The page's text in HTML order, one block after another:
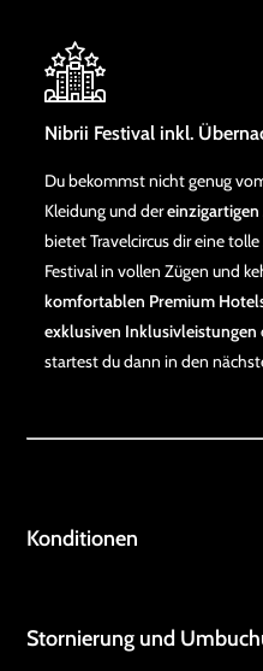
Nibrii Festival inkl.
Du bekommst nicht genug
Kleidung und der
bietet Travelcircus dir eine
Festival in vollen Zügen und
komfortablen Premium
exklusiven Inklusivleistungen
startest du dann in den
Konditionen
Stornierung und